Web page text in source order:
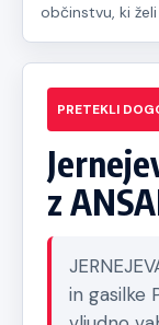
občinstvu, ki
PRETEKLI
z
in gasilke